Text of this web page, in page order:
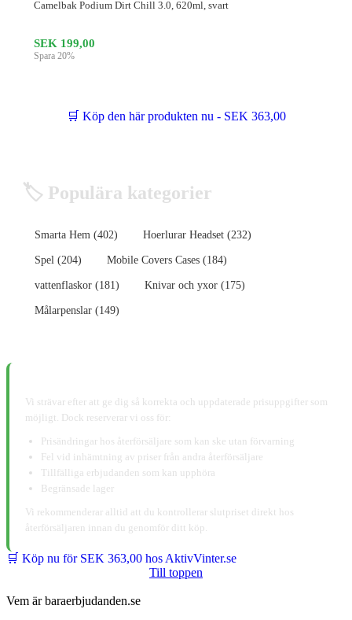
Camelbak Podium Dirt Chill 3.0, 620ml, svart
SEK 199,00
Spara 20%
🛒 Köp den här produkten nu - SEK 363,00
🏷️ Populära kategorier
Smarta Hem (402) Hoerlurar Headset (232)
Spel (204) Mobile Covers Cases (184)
vattenflaskor (181) Knivar och yxor (175)
Målarpenslar (149)
Vi strävar efter att ge dig så korrekta och uppdaterade prisuppgifter som
möjligt. Dock reserverar vi oss för:
Prisändringar hos återförsäljare som kan ske utan förvarning
Fel vid inhämtning av priser från andra återförsäljare
Tillfälliga erbjudanden som kan upphöra
Begränsade lager
Vi rekommenderar alltid att du kontrollerar slutpriset direkt hos
återförsäljaren innan du genomför ditt köp.
🛒 Köp nu för SEK 363,00 hos AktivVinter.se
Till toppen
Vem är baraerbjudanden.se